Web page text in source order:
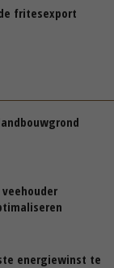
fritesexport
energiewinst te